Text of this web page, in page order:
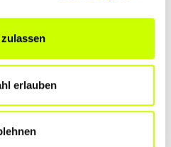
erlauben
SCHLUNDHAUS